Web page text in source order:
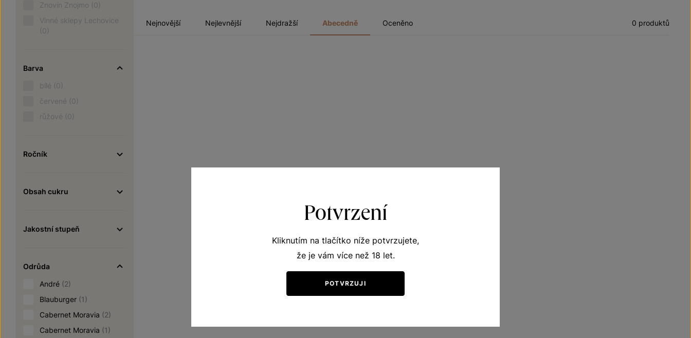
Znovín Znojmo (0)
Vinné sklepy Lechovice
(0)
Barva
bílé (0)
červené (0)
růžové (0)
Ročník
Obsah cukru
Jakostní stupeň
Odrůda
André (2)
Blauburger (1)
Cabernet Moravia (2)
Cabernet Moravia (1)
Nejnovější Nejlevnější Nejdražší Abecedně Oceněno 0 produktů
Potvrzení
Kliknutím na tlačítko níže potvrzujete,
že je vám více než 18 let.
POTVRZUJI